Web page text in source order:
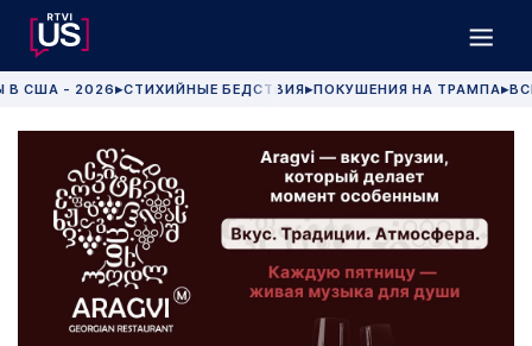
В США - 2026 ▶СТИХИЙНЫЕ БЕДСТВИЯ▶ПОКУШЕНИЯ НА ТРАМПА▶